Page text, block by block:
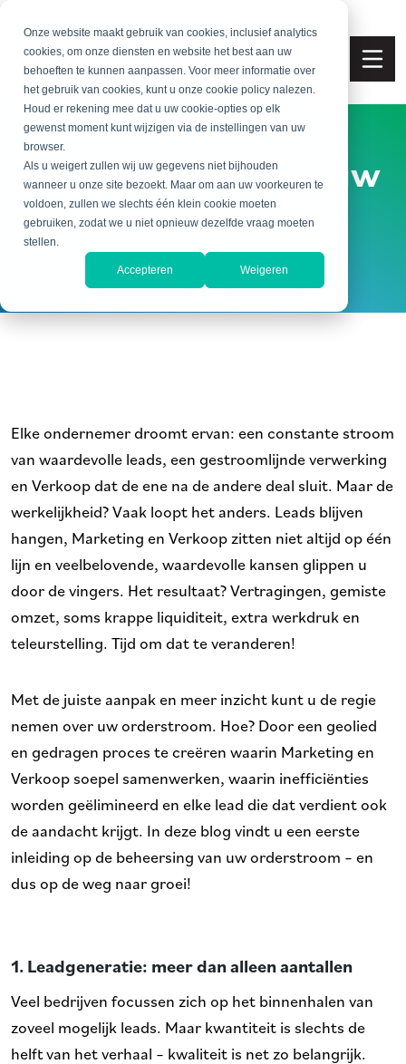
Onze website maakt gebruik van cookies, inclusief analytics
cookies, om onze diensten en website het best aan uw
behoeften te kunnen aanpassen. Voor meer informatie over
het gebruik van cookies, kunt u onze cookie policy nalezen.
Houd er rekening mee dat u uw cookie-opties op elk
gewenst moment kunt wijzigen via de instellingen van uw
browser.
Als u weigert zullen wij uw gegevens niet bijhouden
wanneer u onze site bezoekt. Maar om aan uw voorkeuren te
voldoen, zullen we slechts één klein cookie moeten
gebruiken, zodat we u niet opnieuw dezelfde vraag moeten
stellen.
Accepteren Weigeren
Word meester van uw
orderstroom
Elke ondernemer droomt ervan: een constante stroom
van waardevolle leads, een gestroomlijnde verwerking
en Verkoop dat de ene na de andere deal sluit. Maar de
werkelijkheid? Vaak loopt het anders. Leads blijven
hangen, Marketing en Verkoop zitten niet altijd op één
lijn en veelbelovende, waardevolle kansen glippen u
door de vingers. Het resultaat? Vertragingen, gemiste
omzet, soms krappe liquiditeit, extra werkdruk en
teleurstelling. Tijd om dat te veranderen!
Met de juiste aanpak en meer inzicht kunt u de regie
nemen over uw orderstroom. Hoe? Door een geolied
en gedragen proces te creëren waarin Marketing en
Verkoop soepel samenwerken, waarin inefficiënties
worden geëlimineerd en elke lead die dat verdient ook
de aandacht krijgt. In deze blog vindt u een eerste
inleiding op de beheersing van uw orderstroom – en
dus op de weg naar groei!
1. Leadgeneratie: meer dan alleen aantallen
Veel bedrijven focussen zich op het binnenhalen van
zoveel mogelijk leads. Maar kwantiteit is slechts de
helft van het verhaal – kwaliteit is net zo belangrijk.